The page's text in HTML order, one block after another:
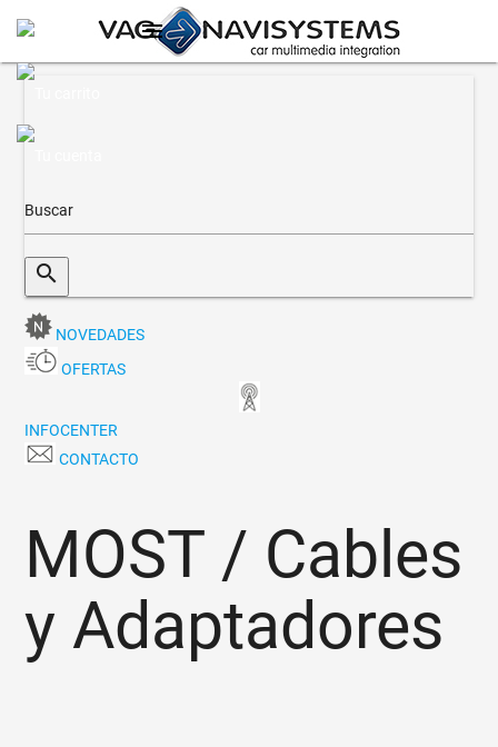
menu
search
NOVEDADES
OFERTAS
INFOCENTER
CONTACTO
MOST / Cables
y Adaptadores